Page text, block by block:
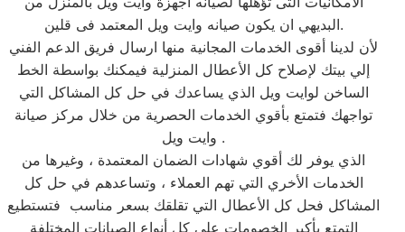
البديهي ان يكون صيانه وايت ويل المعتمد فى قلين.
لأن لدينا أقوى الخدمات المجانية منها ارسال فريق الدعم الفني
إلي بيتك لإصلاح كل الأعطال المنزلية فيمكنك بواسطة الخط
الساخن لوايت ويل الذي يساعدك في حل كل المشاكل التي
تواجهك فتمتع بأقوي الخدمات الحصرية من خلال مركز صيانة
وايت ويل .
الذي يوفر لك أقوي شهادات الضمان المعتمدة ، وغيرها من
الخدمات الأخري التي تهم العملاء ، وتساعدهم في حل كل
المشاكل فحل كل الأعطال التي تقلقك بسعر مناسب فتستطيع
التمتع بأكبر الخصومات علي كل أنواع الصيانات المختلفة